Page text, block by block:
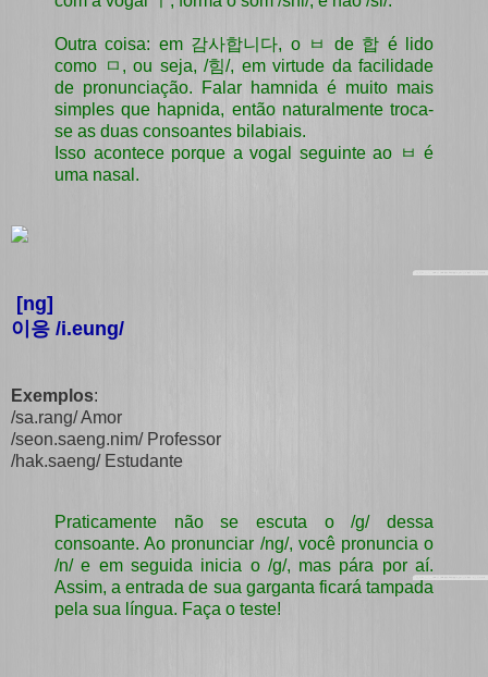
Outra coisa: em 감사합니다, o ㅂ de 합 é lido
como ㅁ, ou seja, /힘/, em virtude da facilidade
de pronunciação. Falar hamnida é muito mais
simples que hapnida, então naturalmente troca-
se as duas consoantes bilabiais.
Isso acontece porque a vogal seguinte ao ㅂ é
uma nasal.
[ng]
이응 /i.eung/
Exemplos:
/sa.rang/ Amor
/seon.saeng.nim/ Professor
/hak.saeng/ Estudante
Praticamente não se escuta o /g/ dessa
consoante. Ao pronunciar /ng/, você pronuncia o
/n/ e em seguida inicia o /g/, mas pára por aí.
Assim, a entrada de sua garganta ficará tampada
pela sua língua. Faça o teste!